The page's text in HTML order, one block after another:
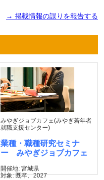
→ 掲載情報の誤りを報告する
みやぎジョブカフェ(みやぎ若年者
就職支援センター)
業種・職種研究セミナ
ー みやぎジョブカフェ
開催地: 宮城県
対象: 既卒、2027